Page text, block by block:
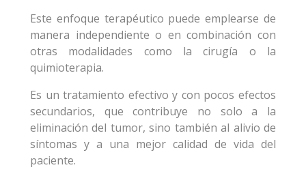
Este enfoque terapéutico puede emplearse de
manera independiente o en combinación con
otras modalidades como la cirugía o la
quimioterapia.
Es un tratamiento efectivo y con pocos efectos
secundarios, que contribuye no solo a la
eliminación del tumor, sino también al alivio de
síntomas y a una mejor calidad de vida del
paciente.